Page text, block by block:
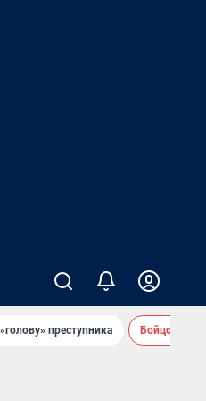
преступника Бойцовский